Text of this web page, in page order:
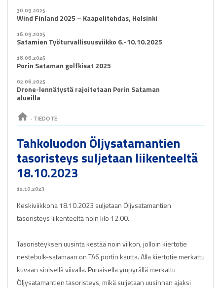
30.09.2025
Wind Finland 2025 – Kaapelitehdas, Helsinki
16.09.2025
Satamien Työturvallisuusviikko 6.-10.10.2025
18.06.2025
Porin Sataman golfkisat 2025
02.06.2025
Drone-lennätystä rajoitetaan Porin Sataman
alueilla
home › TIEDOTE
Tahkoluodon Öljysatamantien
tasoristeys suljetaan liikenteeltä
18.10.2023
12.10.2023
Keskiviikkona 18.10.2023 suljetaan Öljysatamantien
tasoristeys liikenteeltä noin klo 12.00.
Tasoristeyksen uusinta kestää noin viikon, jolloin kiertotie
nestebulk-satamaan on TA6 portin kautta. Alla kiertotie merkattu
kuvaan sinisellä viivalla. Punaisella ympyrällä merkattu
Öljysatamantien tasoristeys, mikä suljetaan uusinnan ajaksi